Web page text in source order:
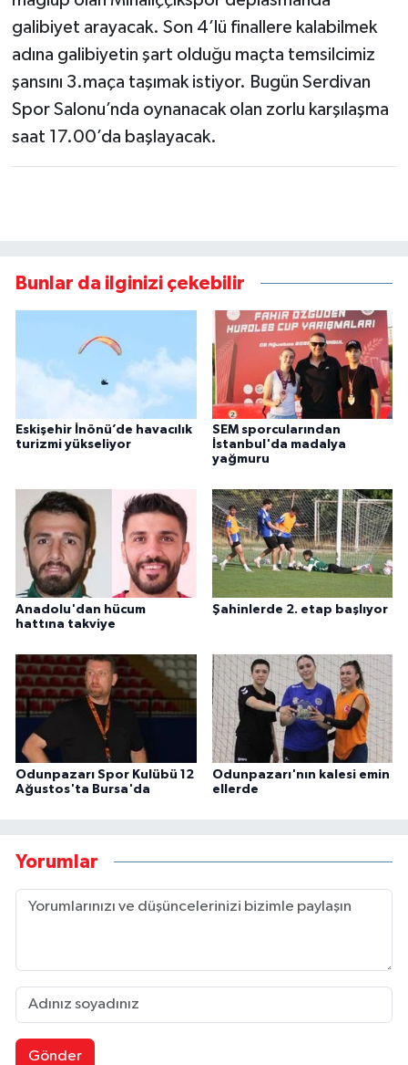
galibiyet arayacak. Son 4’lü finallere kalabilmek
adına galibiyetin şart olduğu maçta temsilcimiz
şansını 3.maça taşımak istiyor. Bugün Serdivan
Spor Salonu’nda oynanacak olan zorlu karşılaşma
saat 17.00’da başlayacak.
Bunlar da ilginizi çekebilir
Eskişehir İnönü’de havacılık
turizmi yükseliyor
SEM sporcularından
İstanbul'da madalya
yağmuru
Anadolu'dan hücum
hattına takviye
Şahinlerde 2. etap başlıyor
Odunpazarı Spor Kulübü 12
Ağustos'ta Bursa'da
Odunpazarı'nın kalesi emin
ellerde
Yorumlar
Gönder